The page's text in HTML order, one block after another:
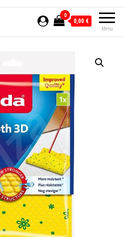
Menu
0
0,00 €